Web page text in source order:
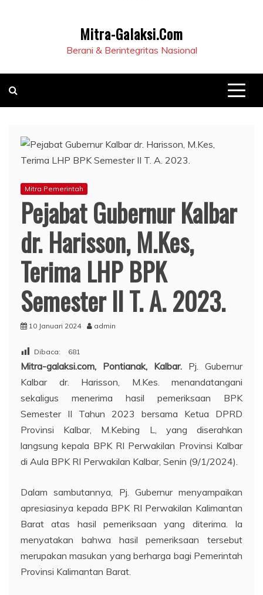
Mitra-Galaksi.Com
Berani & Berintegritas Nasional
Mitra Pemerintah
Pejabat Gubernur Kalbar
dr. Harisson, M.Kes,
Terima LHP BPK
Semester II T. A. 2023.
10 Januari 2024 admin
Dibaca: 681
Mitra-galaksi.com, Pontianak, Kalbar. Pj. Gubernur
Kalbar dr. Harisson, M.Kes. menandatangani
sekaligus menerima hasil pemeriksaan BPK
Semester II Tahun 2023 bersama Ketua DPRD
Provinsi Kalbar, M.Kebing L, yang diserahkan
langsung kepala BPK RI Perwakilan Provinsi Kalbar
di Aula BPK RI Perwakilan Kalbar, Senin (9/1/2024).
Dalam sambutannya, Pj. Gubernur menyampaikan
apresiasinya kepada BPK RI Perwakilan Kalimantan
Barat atas hasil pemeriksaan yang diterima. Ia
menyatakan bahwa hasil pemeriksaan tersebut
merupakan masukan yang berharga bagi Pemerintah
Provinsi Kalimantan Barat.